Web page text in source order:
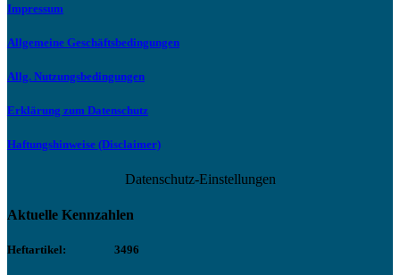
Impressum
Allgemeine Geschäftsbedingungen
Allg. Nutzungsbedingungen
Erklärung zum Datenschutz
Haftungshinweise (Disclaimer)
Datenschutz-Einstellungen
Aktuelle Kennzahlen
Heftartikel: 3496